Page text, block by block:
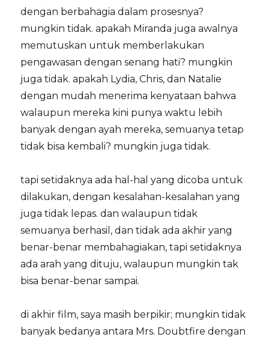
dengan berbahagia dalam prosesnya?
mungkin tidak. apakah Miranda juga awalnya
memutuskan untuk memberlakukan
pengawasan dengan senang hati? mungkin
juga tidak. apakah Lydia, Chris, dan Natalie
dengan mudah menerima kenyataan bahwa
walaupun mereka kini punya waktu lebih
banyak dengan ayah mereka, semuanya tetap
tidak bisa kembali? mungkin juga tidak.
tapi setidaknya ada hal-hal yang dicoba untuk
dilakukan, dengan kesalahan-kesalahan yang
juga tidak lepas. dan walaupun tidak
semuanya berhasil, dan tidak ada akhir yang
benar-benar membahagiakan, tapi setidaknya
ada arah yang dituju, walaupun mungkin tak
bisa benar-benar sampai.
di akhir film, saya masih berpikir; mungkin tidak
banyak bedanya antara Mrs. Doubtfire dengan